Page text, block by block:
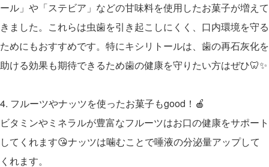
ール」や「ステビア」などの甘味料を使用したお菓子が増えて
きました。これらは虫歯を引き起こしにくく、口内環境を守る
ためにもおすすめです。特にキシリトールは、歯の再石灰化を
助ける効果も期待できるため歯の健康を守りたい方はぜひ🦷✨
4. フルーツやナッツを使ったお菓子もgood！🍎
ビタミンやミネラルが豊富なフルーツはお口の健康をサポート
してくれます😘ナッツは噛むことで唾液の分泌量アップして
くれます。